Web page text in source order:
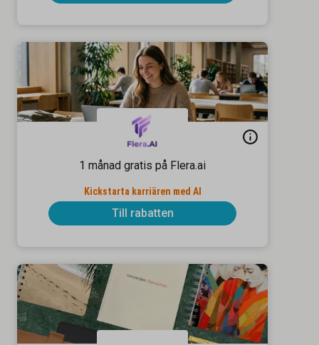
1 månad gratis på Flera.ai
Kickstarta karriären med AI
Till rabatten